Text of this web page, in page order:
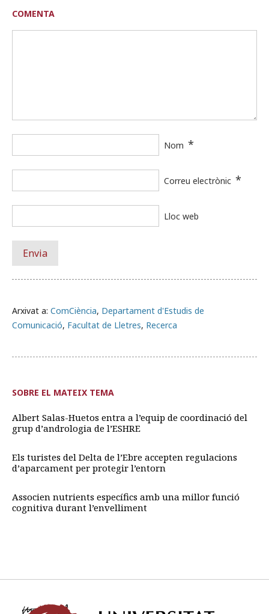
Arxivat a: ComCiència, Departament d'Estudis de
Comunicació, Facultat de Lletres, Recerca
COMENTA
Nom *
Correu electrònic *
Lloc web
SOBRE EL MATEIX TEMA
Albert Salas-Huetos entra a l’equip de coordinació del
grup d’andrologia de l’ESHRE
Els turistes del Delta de l’Ebre accepten regulacions
d’aparcament per protegir l’entorn
Associen nutrients específics amb una millor funció
cognitiva durant l’envelliment